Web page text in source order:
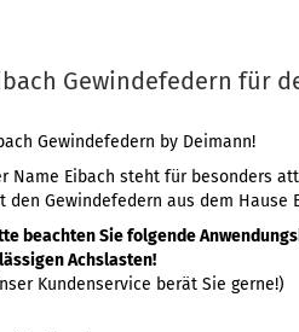
Gewindefedern für
Gewindefedern by Deimann!
Name Eibach steht für besonders
den Gewindefedern aus dem Hause
beachten Sie folgende
Achslasten!
Kundenservice berät Sie gerne!)